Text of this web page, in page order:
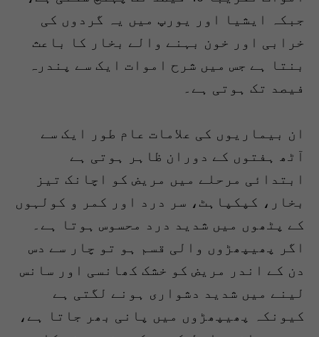
جبکہ ایشیا اور یورپ میں یہ گردوں کی
خرابی اور خون بہنے والے بخار کا باعث
بنتا ہے جس میں شرح اموات ایک سے پندرہ
فیصد تک ہوتی ہے۔
ان بیماریوں کی علامات عام طور ایک سے
آٹھ ہفتوں کے دوران ظاہر ہوتی ہے
ابتدائی مرحلے میں مریض کو اچانک تیز
بخار، کپکپاہٹ، سر درد اور کمر و کولہوں
کے پٹھوں میں شدید درد محسوس ہوتا ہے۔
اگر پھیپھڑوں والی قسم ہو تو چار سے دس
دن کے اندر مریض کو خشک کھانسی اور سانس
لینے میں شدید دشواری ہونے لگتی ہے
کیونکہ پھیپھڑوں میں پانی بھر جاتا ہے،